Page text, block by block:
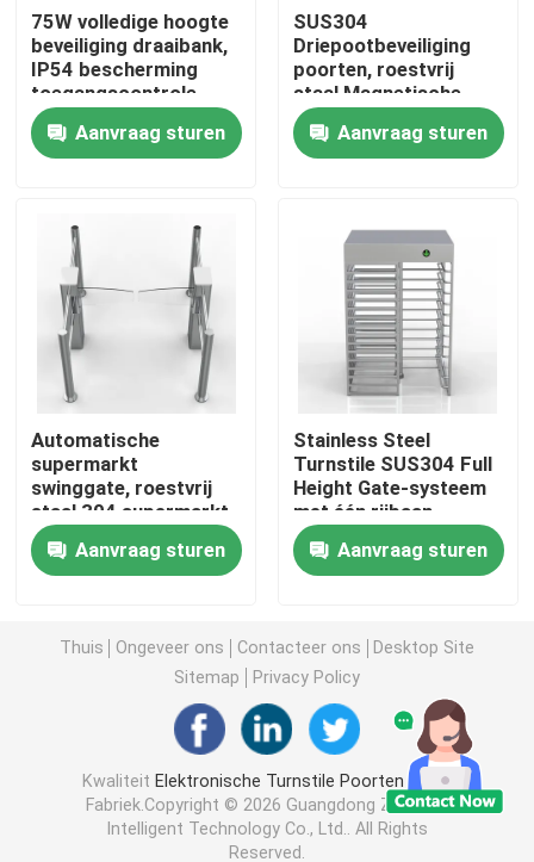
Kwaliteitscontrole
Contacteer ons
nieuws
Vraag een offerte aan
Elektronische Turnstile Poorten
Turnstile Schommelingspoort
Klepturnstile Poort
Driepootturnstile Poort
Volledige hoogteturnstile
Glijdende Poortturnstile
Gezichtsherkenning biometrische machine
75W volledige hoogte
beveiliging draaibank,
IP54 bescherming
toegangscontrole
draaibankpoort
Aanvraag sturen
SUS304
Driepootbeveiliging
poorten, roestvrij
staal Magnetische
driepoot draaibank
Aanvraag sturen
Automatische
supermarkt
swinggate, roestvrij
staal 304 supermarkt
ingang draaibank
Aanvraag sturen
Stainless Steel
Turnstile SUS304 Full
Height Gate-systeem
met één rijbaan
Aanvraag sturen
Thuis Ongeveer ons Contacteer ons
Desktop Site
Sitemap
Privacy Policy
Kwaliteit Elektronische Turnstile Poorten China
Fabriek.Copyright © 2026 Guangdong Zecheng
Intelligent Technology Co., Ltd.. All Rights
Reserved.